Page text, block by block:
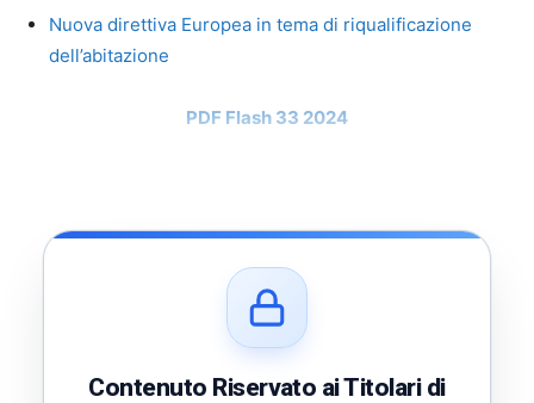
Nuova direttiva Europea in tema di riqualificazione
dell’abitazione
PDF Flash 33 2024
Contenuto Riservato ai Titolari di